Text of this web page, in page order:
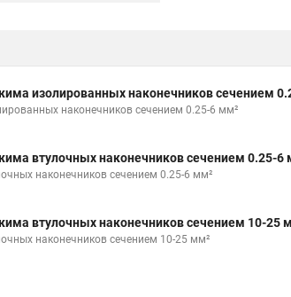
изолированных наконечников сечением
наконечников сечением 0.25-6 мм²
втулочных наконечников сечением 0.25-6
наконечников сечением 0.25-6 мм²
втулочных наконечников сечением 10-25
наконечников сечением 10-25 мм²